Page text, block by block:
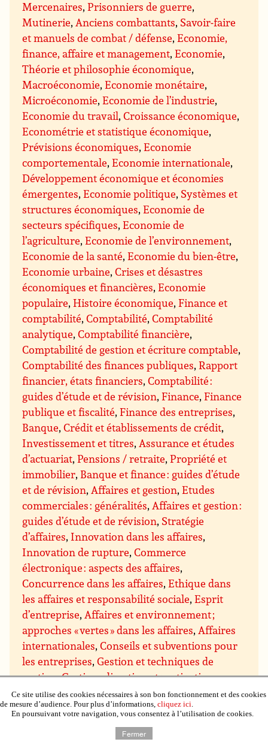
Mercenaires,Prisonniers de guerre,
Mutinerie,Anciens combattants, Savoir-faire
et manuels de combat / défense,Economie,
finance, affaire et management,Economie,
Théorie et philosophie économique,
Macroéconomie,Economie monétaire,
Microéconomie,Economie de l’industrie,
Economie du travail,Croissance économique,
Econométrie et statistique économique,
Prévisions économiques,Economie
comportementale,Economie internationale,
Développement économique et économies
émergentes,Economie politique, Systèmes et
structures économiques,Economie de
secteurs spécifiques,Economie de
l’agriculture,Economie de l’environnement,
Economie de la santé,Economie du bien-être,
Economie urbaine,Crises et désastres
économiques et financières,Economie
populaire,Histoire économique,Finance et
comptabilité,Comptabilité,Comptabilité
analytique,Comptabilité financière,
Comptabilité de gestion et écriture comptable,
Comptabilité des finances publiques,Rapport
financier, états financiers,Comptabilité :
guides d’étude et de révision,Finance,Finance
publique et fiscalité,Finance des entreprises,
Banque,Crédit et établissements de crédit,
Investissement et titres,Assurance et études
d’actuariat,Pensions / retraite,Propriété et
immobilier, Banque et finance : guides d’étude
et de révision,Affaires et gestion,Etudes
commerciales : généralités,Affaires et gestion :
guides d’étude et de révision, Stratégie
d’affaires, Innovation dans les affaires,
Innovation de rupture,Commerce
électronique : aspects des affaires,
Concurrence dans les affaires,Ethique dans
les affaires et responsabilité sociale,Esprit
d’entreprise,Affaires et environnement ;
approches « vertes » dans les affaires,Affaires
internationales,Conseils et subventions pour
les entreprises,Gestion et techniques de
gestion,Gestion : direction et motivation,
Gestion des prises de décision,Gestion du
savoir,Gestion des projets,Assurance qualité
Gestion du temps
domaines particuliers,Gestion budgétaire et
Ce site utilise des cookies nécessaires à son bon fonctionnement et des cookies
de mesure d’audience. Pour plus d’informations, cliquez ici.
En poursuivant votre navigation, vous consentez à l’utilisation de cookies.
Fermer